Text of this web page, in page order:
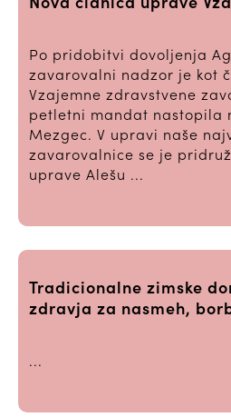
Po pridobitvi dovoljenja
zavarovalni nadzor je kot
Vzajemne zdravstvene
petletni mandat nastopila
Mezgec. V upravi naše
zavarovalnice se je
uprave Alešu ...
Tradicionalne zimske
zdravja za nasmeh,
...